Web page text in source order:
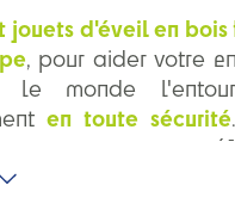
jouets d'éveil en
, pour aider votre
le monde
en toute sécurité
nos marques
bouteilles